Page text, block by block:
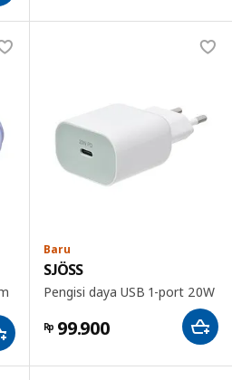
Baru
SJÖSS
Pengisi daya USB 1-port 20W
Rp 99.900